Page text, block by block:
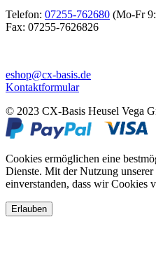
Telefon: 07255-762680 (Mo-Fr
Fax: 07255-7626826
eshop@cx-basis.de
Kontaktformular
© 2023 CX-Basis Heusel Vega
Cookies ermöglichen eine
Dienste. Mit der Nutzung
einverstanden, dass wir Cookies
Erlauben